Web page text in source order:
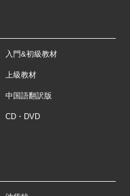
入門&初級教材
上級教材
中国語翻訳版
CD・DVD